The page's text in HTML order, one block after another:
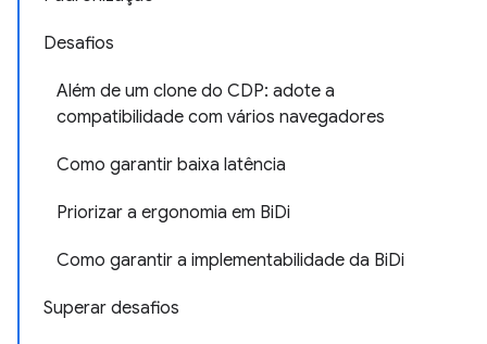
Desafios
Além de um clone do CDP: adote a
compatibilidade com vários navegadores
Como garantir baixa latência
Priorizar a ergonomia em BiDi
Como garantir a implementabilidade da BiDi
Superar desafios